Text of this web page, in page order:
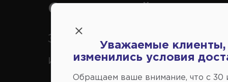
Справочный центр:
Заказ шин, дисков,
иномарки
Уважаемые клиенты,
изменились условия
Обращаем ваше внимание, что c 30